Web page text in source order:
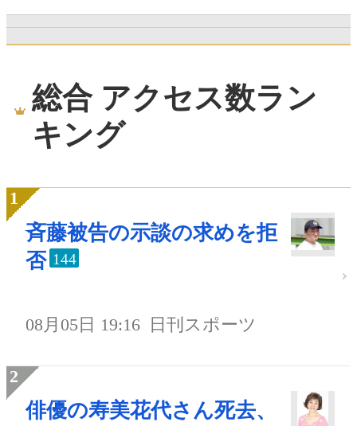
総合 アクセス数ラン
キング
斉藤被告の示談の求めを拒
否 144
08月05日 19:16 日刊スポーツ
俳優の寿美花代さん死去、